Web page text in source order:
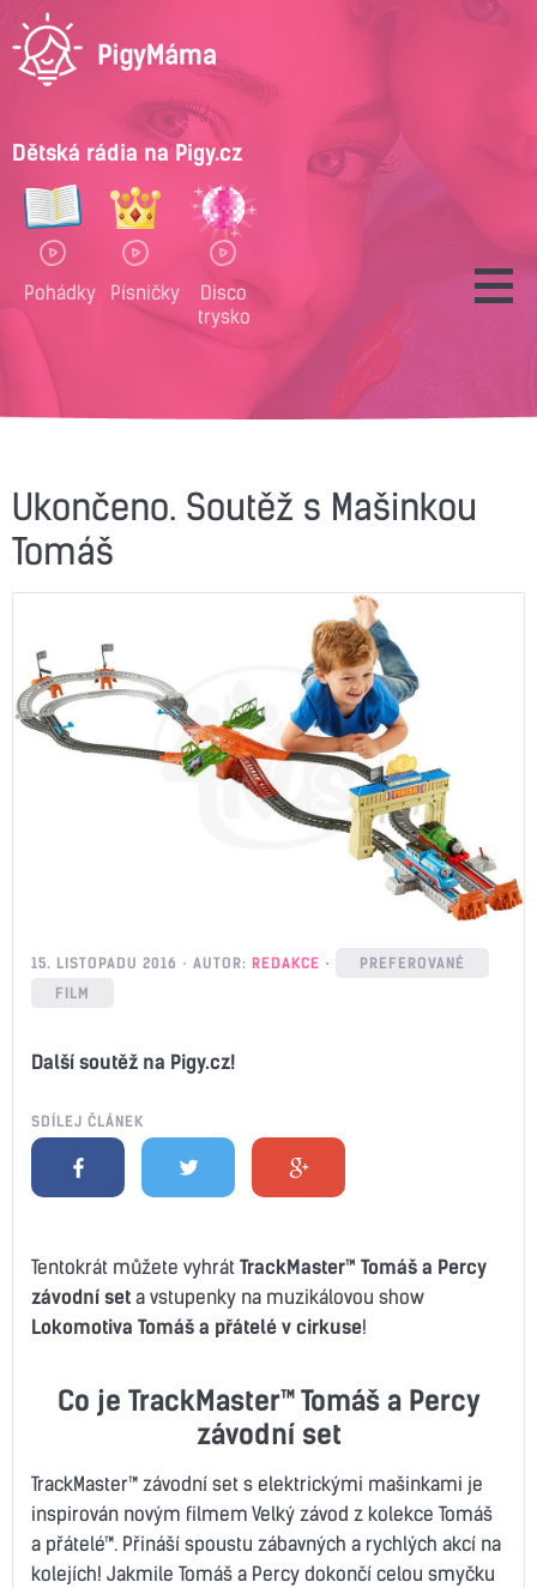
Dětská rádia na Pigy.cz
Pohádky Písničky
Disco
trysko
Ukončeno. Soutěž s Mašinkou
Tomáš
15. LISTOPADU 2016 AUTOR: REDAKCE
PREFEROVANÉ
FILM
Další soutěž na Pigy.cz!
SDÍLEJ ČLÁNEK
Tentokrát můžete vyhrát TrackMaster™ Tomáš a Percy
závodní set a vstupenky na muzikálovou show
Lokomotiva Tomáš a přátelé v cirkuse!
Co je TrackMaster™ Tomáš a Percy
závodní set
TrackMaster™ závodní set s elektrickými mašinkami je
inspirován novým filmem Velký závod z kolekce Tomáš
a přátelé™. Přináší spoustu zábavných a rychlých akcí na
kolejích! Jakmile Tomáš a Percy dokončí celou smyčku